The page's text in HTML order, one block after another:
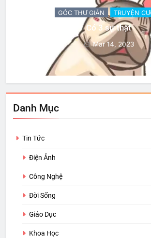
GÓC THƯ GIÃN TRUYỆN
Có 3 sự thật
Mar 14, 2023
Danh Mục
Tin Tức
Điện Ảnh
Công Nghệ
Đời Sống
Giáo Dục
Khoa Học